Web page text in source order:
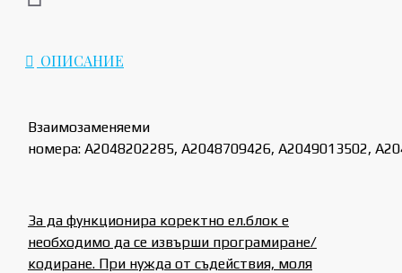
ОПИСАНИЕ
Взаимозаменяеми
номера: A2048202285, A2048709426, A2049013502,
За да функционира коректно ел.блок е
необходимо да се извърши програмиране/
кодиране. При нужда от съдействия, моля